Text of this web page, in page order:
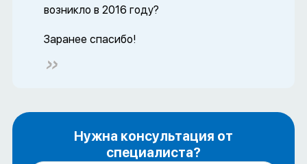
возникло в 2016 году?
Заранее спасибо!
Нужна консультация от
специалиста?